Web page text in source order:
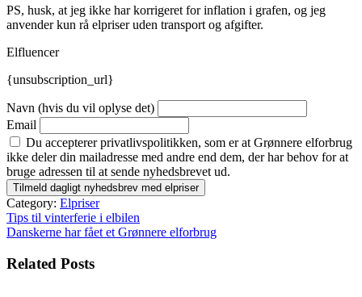
PS, husk, at jeg ikke har korrigeret for inflation i grafen, og jeg
anvender kun rå elpriser uden transport og afgifter.
Elfluencer
{unsubscription_url}
Navn (hvis du vil oplyse det)
Email
Du accepterer privatlivspolitikken, som er at Grønnere elforbrug
ikke deler din mailadresse med andre end dem, der har behov for at
bruge adressen til at sende nyhedsbrevet ud.
Category: Elpriser
Indlægsnavigation
Tips til vinterferie i elbilen
Danskerne har fået et Grønnere elforbrug
Related Posts